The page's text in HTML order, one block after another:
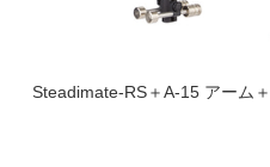
Steadimate-RS＋A-15 アーム